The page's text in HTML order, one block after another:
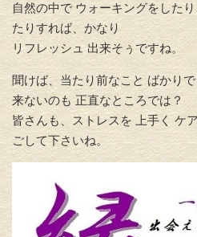
自然の中で ウォーキングをしたり
たりすれば、 かなり
リフレッシュ 出来そぅですね。
聞けば、当たり前なこと ばかり
来ないのも 正直なところでは？
皆さんも、
ストレスを 上手く ケ
ごして下さいね。